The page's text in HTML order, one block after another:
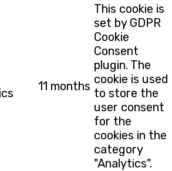
11 months
This cookie is
set by GDPR
Cookie
Consent
plugin. The
cookie is used
to store the
user consent
for the
cookies in the
category
"Analytics".